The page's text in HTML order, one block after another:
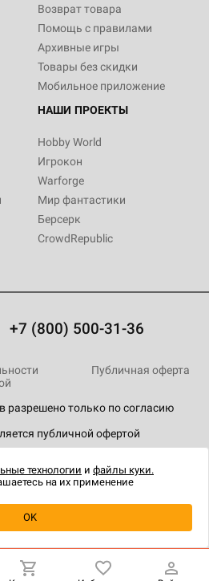
Возврат товара
Помощь с правилами
Архивные игры
Товары без скидки
Мобильное приложение
НАШИ ПРОЕКТЫ
Hobby World
Игрокон
Warforge
Мир фантастики
Берсерк
CrowdRepublic
+7 (800) 500-31-36
разрешено только по согласию
публичной офертой
Публичная оферта
технологии и файлы куки.
на их применение
OK